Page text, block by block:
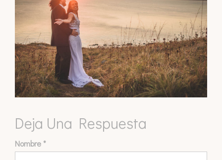
Deja Una Respuesta
Nombre *